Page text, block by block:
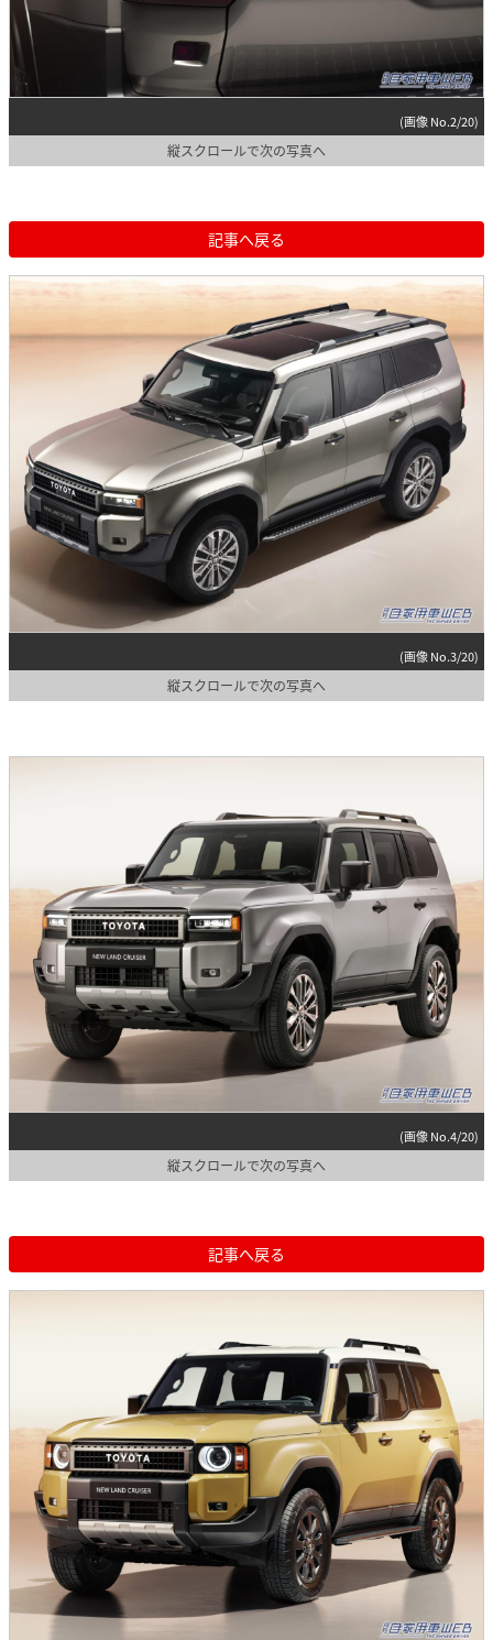
(画像 No.2/20)
縦スクロールで次の写真へ
記事へ戻る
(画像 No.3/20)
縦スクロールで次の写真へ
(画像 No.4/20)
縦スクロールで次の写真へ
記事へ戻る